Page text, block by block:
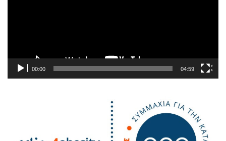
00:00 04:59